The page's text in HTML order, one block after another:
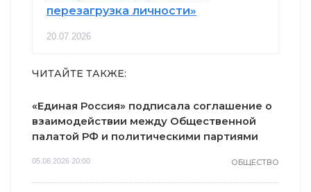
перезагрузка личности»
20.07.2026
ЧИТАЙТЕ ТАКЖЕ:
«Единая Россия» подписала соглашение о
взаимодействии между Общественной
палатой РФ и политическими партиями
05.08.2026 20:00 ОБЩЕСТВО